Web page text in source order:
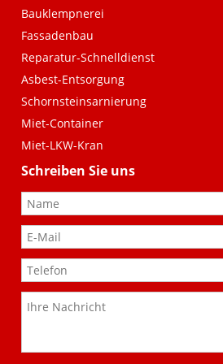
Salzwedel/Altmark
Lessingstr. 10
29378 Wittingen
(05831) 86 82
(05831) 75 84
info@zschumme-dach.de
Bauklempnerei
Fassadenbau
Reparatur-Schnelldienst
Asbest-Entsorgung
Schornsteinsarnierung
Miet-Container
Miet-LKW-Kran
Schreiben Sie uns